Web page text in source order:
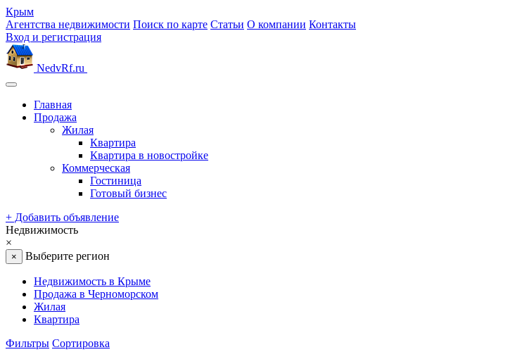
Крым
Агентства недвижимости Поиск по карте Статьи О компании Контакты
Вход и регистрация
NedvRf.ru
Главная
Продажа
Жилая
Квартира
Квартира в новостройке
Коммерческая
Гостиница
Готовый бизнес
+ Добавить объявление
Недвижимость
×
× Выберите регион
Недвижимость в Крыме
Продажа в Черноморском
Жилая
Квартира
Фильтры Сортировка